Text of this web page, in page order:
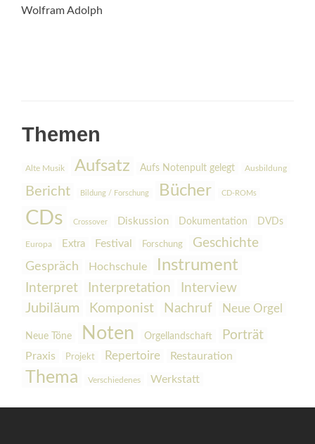
Wolfram Adolph
Themen
Alte Musik Aufsatz Aufs Notenpult gelegt Ausbildung
Bericht Bildung / Forschung Bücher CD-ROMs
CDs Crossover Diskussion Dokumentation DVDs
Europa Extra Festival Forschung Geschichte
Gespräch Hochschule Instrument
Interpret Interpretation
Interview
Jubiläum
Komponist Nachruf Neue Orgel
Neue Töne Noten Orgellandschaft Porträt
Praxis Projekt Repertoire Restauration
Thema Verschiedenes Werkstatt